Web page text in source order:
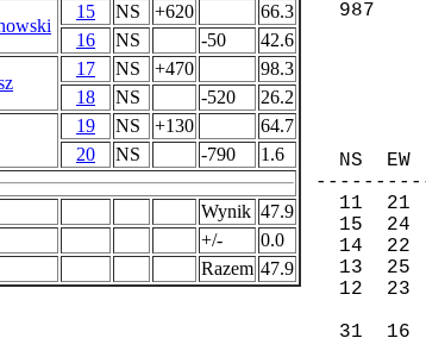
15 NS +620
66.3
16
NS -50 42.6
17 NS +470
98.3
18
NS -520 26.2
19 NS +130
64.7
20
NS -790 1.6
Wynik 47.9
+/-
0.0
Razem 47.9